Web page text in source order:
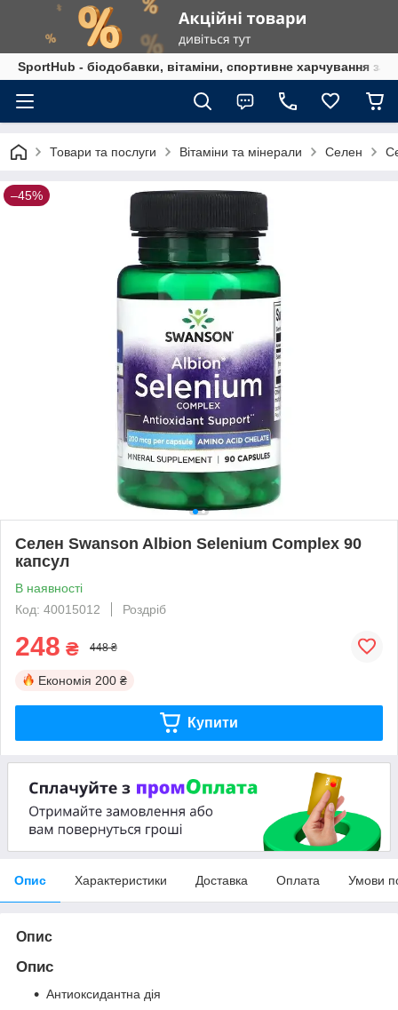
SportHub - біодобавки, вітаміни, спортивне харчування за
Товари та послуги Вітаміни та мінерали Селен
–45%
Селен Swanson Albion Selenium Complex 90
капсул
В наявності
Код: 40015012
Роздріб
248 ₴ 448 ₴
Економія 200 ₴
Купити
Опис Характеристики Доставка Оплата Умови
Опис
Опис
Антиоксидантна дія